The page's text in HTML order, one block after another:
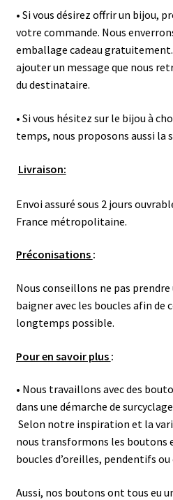
• Si vous désirez offrir un bijou,
votre commande. Nous
emballage cadeau gratuitement.
ajouter un message que nous
du destinataire.
• Si vous hésitez sur le bijou à
temps, nous proposons aussi la
Livraison:
Envoi assuré sous 2 jours
France métropolitaine.
Préconisations :
Nous conseillons ne pas prendre
baigner avec les boucles afin de
longtemps possible.
Pour en savoir plus :
• Nous travaillons avec des
dans une démarche de
Selon notre inspiration et la
nous transformons les boutons
boucles d’oreilles, pendentifs
Aussi, nos boutons ont tous eu